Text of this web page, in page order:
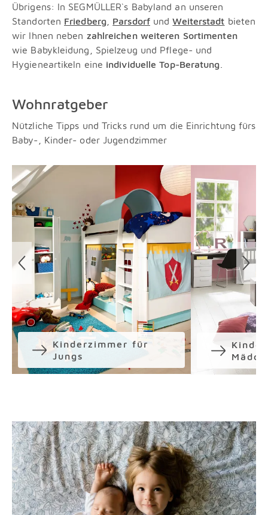
Übrigens: In SEGMÜLLER`s Babyland an unseren
Standorten Friedberg ParsdorfundWeiterstadt bieten
wir Ihnen neben zahlreichen weiteren Sortimenten
wie Babykleidung, Spielzeug und Pflege- und
Hygieneartikeln eine individuelle Top-Beratung
Wohnratgeber
Nützliche Tipps und Tricks rund um die Einrichtung fürs
Baby-, Kinder- oder Jugendzimmer
Kinderzimmer für
Jungs